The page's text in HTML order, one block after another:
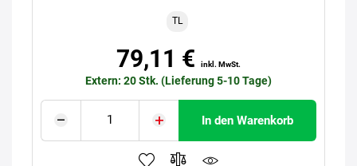
TL
79,11 € inkl. MwSt.
Extern: 20 Stk. (Lieferung 5-10 Tage)
In den Warenkorb